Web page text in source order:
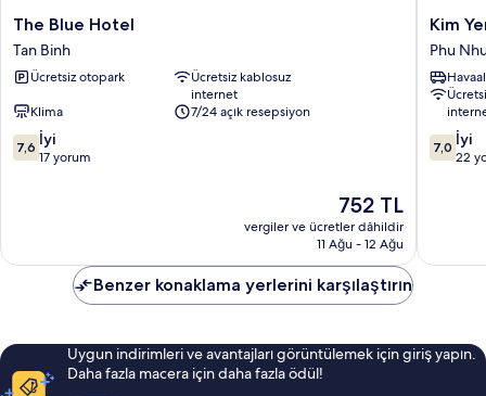
The
Blue
Hotel
Tan
The Blue Hotel
Tan Binh
Ücretsiz otopark
Ücretsiz kablosuz
internet
Klima
7/24 açık resepsiyon
10
üzerinden
7,6 İyi
17 yorum
Güncel
fiyat:
752 TL
752 TL
vergiler ve ücretler dâhildir
11 Ağu - 12 Ağu
Kim
Yen
Hotel
Phu
Nhuan
Kim
Phu
10
7,0 İyi
22
Benzer konaklama yerlerini karşılaştırın
Uygun indirimleri ve avantajları görüntülemek için giriş yapın.
Daha fazla macera için daha fazla ödül!